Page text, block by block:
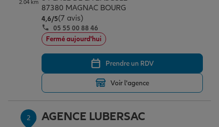
Assurance emprunteur
Prévoyance et dépendance
Assurance animal de compagnie
Protection de la famille
Protection juridique
Épargne & retraite
Plan épargne retraite
Assurance vie
Placements financiers
Vos projets
Partir en vacances
Déménager
Conseil assurance
Outre-mer
2.04 km
87380 MAGNAC BOURG
4,6/5Note de 4.6 sur 5
(7 avis)
05 55 00 88 46
Fermé aujourd'hui
Prendre un RDV
Voir l'agence
2 AGENCE LUBERSAC